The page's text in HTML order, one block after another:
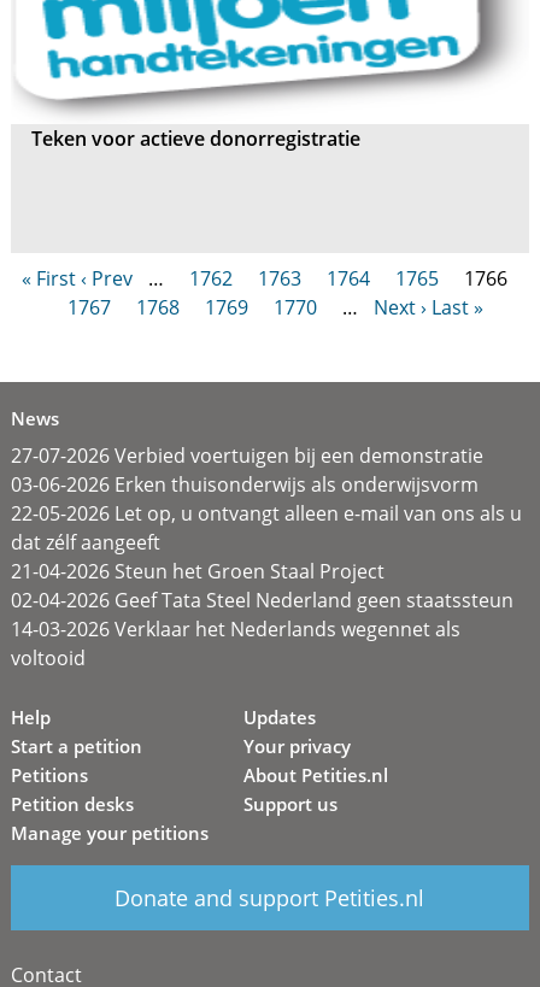
Teken voor actieve donorregistratie
« First‹ Prev … 1762 1763 1764 1765
1766
1767
1768 1769 1770 … Next › Last »
News
27-07-2026 Verbied voertuigen bij een demonstratie
03-06-2026 Erken thuisonderwijs als onderwijsvorm
22-05-2026 Let op, u ontvangt alleen e-mail van ons als u
dat zélf aangeeft
21-04-2026 Steun het Groen Staal Project
02-04-2026 Geef Tata Steel Nederland geen staatssteun
14-03-2026 Verklaar het Nederlands wegennet als
voltooid
Help
Start a petition
Petitions
Petition desks
Manage your petitions
Updates
Your privacy
About Petities.nl
Support us
Donate and support Petities.nl
Contact